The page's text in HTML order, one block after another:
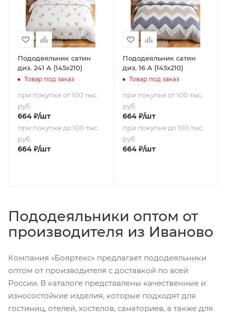
Пододеяльник сатин
диз. 241 A (145х210)
Товар под заказ
при покупке от 100 тыс.
руб.
664 ₽/шт
при покупке до 100 тыс.
руб.
664 ₽/шт
Пододеяльник сатин
диз. 16 A (145х210)
Товар под заказ
при покупке от 100 тыс.
руб.
664₽/шт
при покупке до 100 тыс.
руб.
664₽/шт
Пододеяльники оптом от
производителя из Иваново
Компания «Бояртекс» предлагает пододеяльники
оптом от производителя с доставкой по всей
России. В каталоге представлены качественные и
износостойкие изделия, которые подходят для
гостиниц, отелей, хостелов, санаториев, а также для